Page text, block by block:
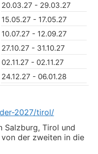
20.03.27 - 29.03.27
15.05.27 - 17.05.27
10.07.27 - 12.09.27
27.10.27 - 31.10.27
02.11.27 - 02.11.27
24.12.27 - 06.01.28
2027/tirol/
Salzburg, Tirol und
der zweiten in die